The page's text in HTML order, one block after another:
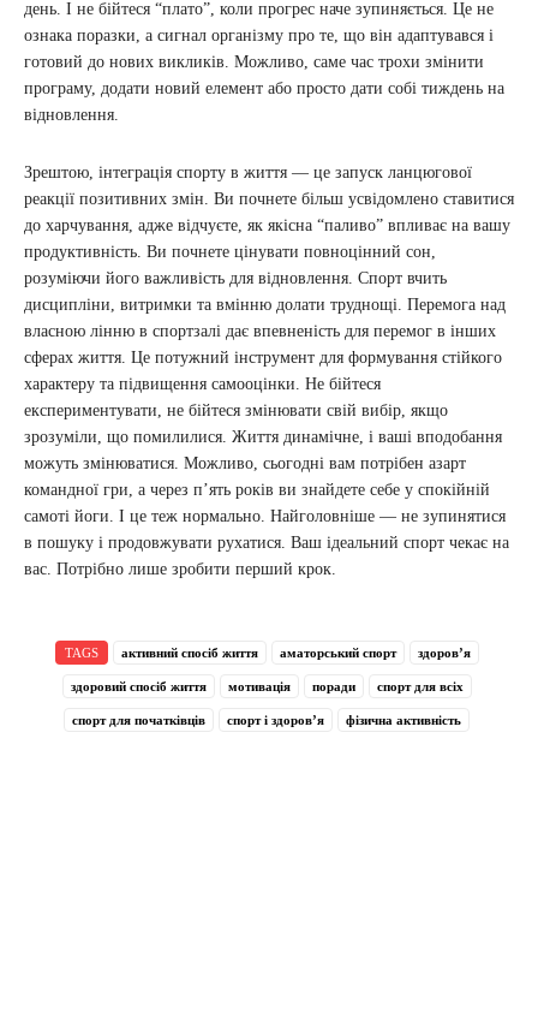
день. І не бійтеся “плато”, коли прогрес наче зупиняється. Це не
ознака поразки, а сигнал організму про те, що він адаптувався і
готовий до нових викликів. Можливо, саме час трохи змінити
програму, додати новий елемент або просто дати собі тиждень на
відновлення.
Зрештою, інтеграція спорту в життя — це запуск ланцюгової
реакції позитивних змін. Ви почнете більш усвідомлено ставитися
до харчування, адже відчуєте, як якісна “паливо” впливає на вашу
продуктивність. Ви почнете цінувати повноцінний сон,
розуміючи його важливість для відновлення. Спорт вчить
дисципліни, витримки та вмінню долати труднощі. Перемога над
власною лінню в спортзалі дає впевненість для перемог в інших
сферах життя. Це потужний інструмент для формування стійкого
характеру та підвищення самооцінки. Не бійтеся
експериментувати, не бійтеся змінювати свій вибір, якщо
зрозуміли, що помилилися. Життя динамічне, і ваші вподобання
можуть змінюватися. Можливо, сьогодні вам потрібен азарт
командної гри, а через п’ять років ви знайдете себе у спокійній
самоті йоги. І це теж нормально. Найголовніше — не зупинятися
в пошуку і продовжувати рухатися. Ваш ідеальний спорт чекає на
вас. Потрібно лише зробити перший крок.
TAGS активний спосіб життя аматорський спорт здоров’я
здоровий спосіб життя мотивація поради спорт для всіх
спорт для початківців спорт і здоров’я фізична активність